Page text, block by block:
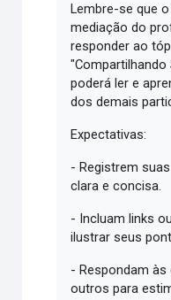
Lembre-se que
mediação do
responder ao
"Compartilhando
poderá ler e
dos demais
Expectativas:
- Registrem
clara e concisa.
- Incluam links
ilustrar seus
- Respondam
outros para